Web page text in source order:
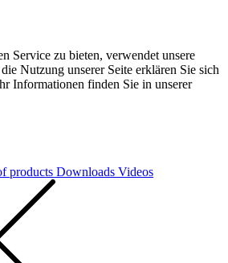
Service zu bieten, verwendet unsere
Nutzung unserer Seite erklären Sie sich
Informationen finden Sie in unserer
products Downloads Videos